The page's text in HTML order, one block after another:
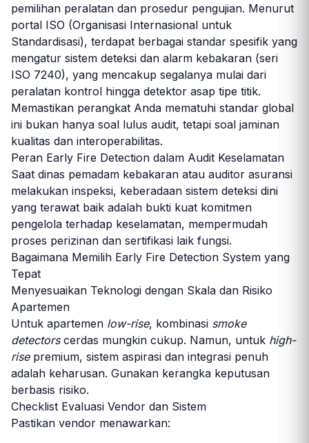
pemilihan peralatan dan prosedur pengujian. Menurut
portal ISO (Organisasi Internasional untuk
Standardisasi), terdapat berbagai standar spesifik yang
mengatur sistem deteksi dan alarm kebakaran (seri
ISO 7240), yang mencakup segalanya mulai dari
peralatan kontrol hingga detektor asap tipe titik.
Memastikan perangkat Anda mematuhi standar global
ini bukan hanya soal lulus audit, tetapi soal jaminan
kualitas dan interoperabilitas.
Peran Early Fire Detection dalam Audit Keselamatan
Saat dinas pemadam kebakaran atau auditor asuransi
melakukan inspeksi, keberadaan sistem deteksi dini
yang terawat baik adalah bukti kuat komitmen
pengelola terhadap keselamatan, mempermudah
proses perizinan dan sertifikasi laik fungsi.
Bagaimana Memilih Early Fire Detection System yang
Tepat
Menyesuaikan Teknologi dengan Skala dan Risiko
Apartemen
Untuk apartemen low-rise, kombinasi smoke
detectorscerdas mungkin cukup. Namun, untuk high-
risepremium, sistem aspirasi dan integrasi penuh
adalah keharusan. Gunakan kerangka keputusan
berbasis risiko.
Checklist Evaluasi Vendor dan Sistem
Pastikan vendor menawarkan: